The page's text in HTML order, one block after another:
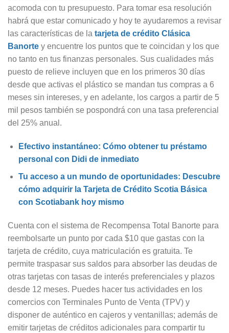
acomoda con tu presupuesto. Para tomar esa resolución
habrá que estar comunicado y hoy te ayudaremos a revisar
las características de la tarjeta de crédito Clásica
Banorte y encuentre los puntos que te coincidan y los que
no tanto en tus finanzas personales. Sus cualidades más
puesto de relieve incluyen que en los primeros 30 días
desde que activas el plástico se mandan tus compras a 6
meses sin intereses, y en adelante, los cargos a partir de 5
mil pesos también se pospondrá con una tasa preferencial
del 25% anual.
Efectivo instantáneo: Cómo obtener tu préstamo
personal con Didi de inmediato
Tu acceso a un mundo de oportunidades: Descubre
cómo adquirir la Tarjeta de Crédito Scotia Básica
con Scotiabank hoy mismo
Cuenta con el sistema de Recompensa Total Banorte para
reembolsarte un punto por cada $10 que gastas con la
tarjeta de crédito, cuya matriculación es gratuita. Te
permite traspasar sus saldos para absorber las deudas de
otras tarjetas con tasas de interés preferenciales y plazos
desde 12 meses. Puedes hacer tus actividades en los
comercios con Terminales Punto de Venta (TPV) y
disponer de auténtico en cajeros y ventanillas; además de
emitir tarjetas de créditos adicionales para compartir tu